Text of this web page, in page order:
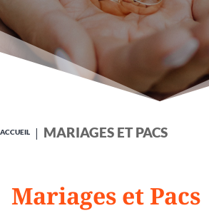
ACCUEIL MARIAGES ET PACS
Mariages et Pacs